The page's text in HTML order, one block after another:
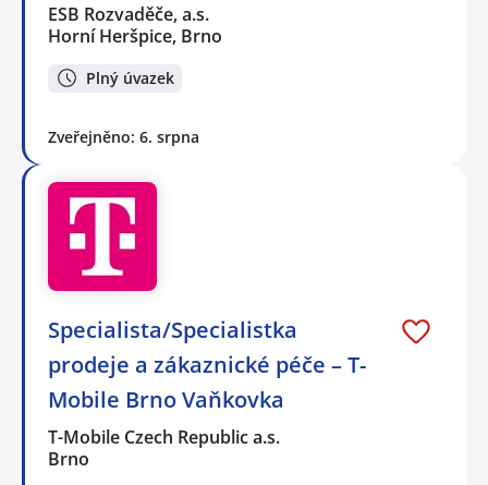
ESB Rozvaděče, a.s.
Horní Heršpice, Brno
Plný úvazek
Zveřejněno: 6. srpna
Specialista/Specialistka
prodeje a zákaznické péče – T-
Mobile Brno Vaňkovka
T-Mobile Czech Republic a.s.
Brno